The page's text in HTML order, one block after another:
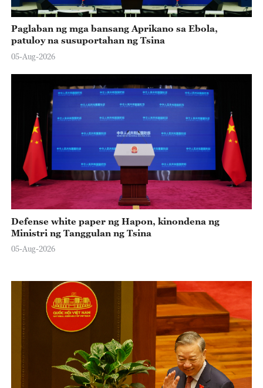
Paglaban ng mga bansang Aprikano sa Ebola,
patuloy na susuportahan ng Tsina
05-Aug-2026
Defense white paper ng Hapon, kinondena ng
Ministri ng Tanggulan ng Tsina
05-Aug-2026